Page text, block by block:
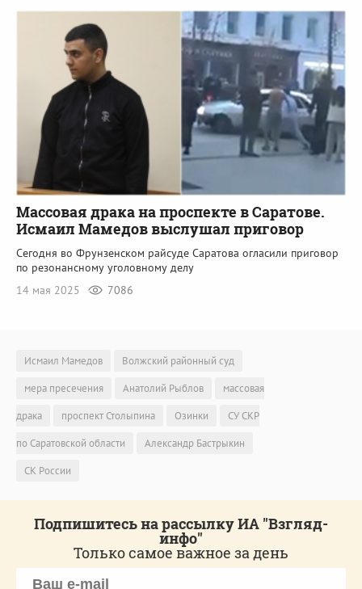
Массовая драка на проспекте в Саратове.
Исмаил Мамедов выслушал приговор
Сегодня во Фрунзенском райсуде Саратова огласили приговор
по резонансному уголовному делу
14 мая 2025
7086
Исмаил Мамедов
Волжский районный суд
мера пресечения
Анатолий Рыблов
массовая
драка
проспект Столыпина Озинки
СУ СКР
по Саратовской области
Александр Бастрыкин
СК России
Подпишитесь на рассылку ИА "Взгляд-
инфо"
Только самое важное за день